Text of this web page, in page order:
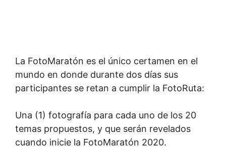
La FotoMaratón es el único certamen en el
mundo en donde durante dos días sus
participantes se retan a cumplir la FotoRuta:
Una (1) fotografía para cada uno de los 20
temas propuestos, y que serán revelados
cuando inicie la FotoMaratón 2020.